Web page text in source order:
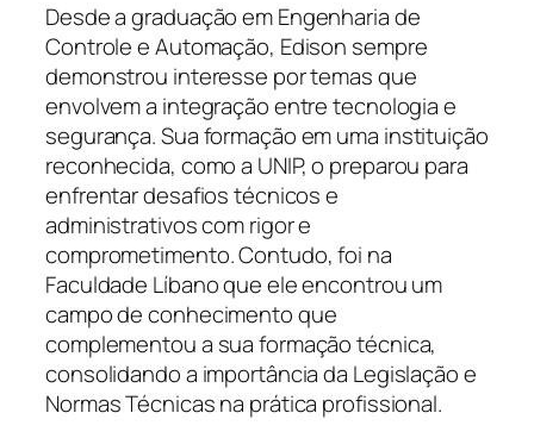
Desde a graduação em Engenharia de
Controle e Automação, Edison sempre
demonstrou interesse por temas que
envolvem a integração entre tecnologia e
segurança. Sua formação em uma instituição
reconhecida, como a UNIP, o preparou para
enfrentar desafios técnicos e
administrativos com rigor e
comprometimento. Contudo, foi na
Faculdade Líbano que ele encontrou um
campo de conhecimento que
complementou a sua formação técnica,
consolidando a importância da Legislação e
Normas Técnicas na prática profissional.